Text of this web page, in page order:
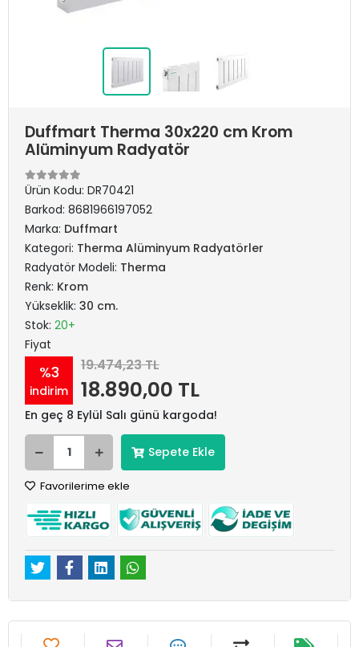
Duffmart Therma 30x220 cm Krom
Alüminyum Radyatör
Ürün Kodu: DR70421
Barkod: 8681966197052
Marka: Duffmart
Kategori: Therma Alüminyum Radyatörler
Radyatör Modeli: Therma
Renk: Krom
Yükseklik: 30 cm.
Stok: 20+
Fiyat
%3
indirim
19.474,23 TL
18.890,00 TL
En geç 8 Eylül Salı günü kargoda!
Sepete Ekle
Favorilerime ekle